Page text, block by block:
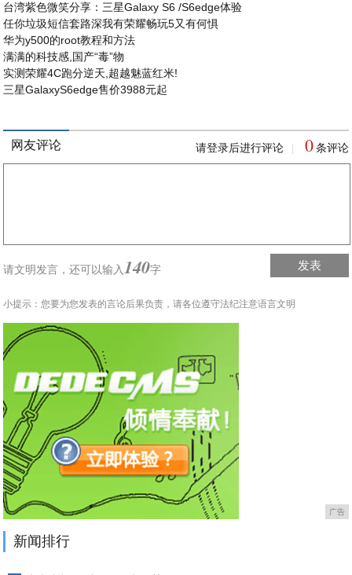
台湾紫色微笑分享：三星Galaxy S6 /S6edge体验
任你垃圾短信套路深我有荣耀畅玩5又有何惧
华为y500的root教程和方法
满满的科技感,国产“毒”物
实测荣耀4C跑分逆天,超越魅蓝红米!
三星GalaxyS6edge售价3988元起
网友评论 请登录后进行评论 0 条评论
请文明发言，还可以输入140字 发表
小提示：您要为您发表的言论后果负责，请各位遵守法纪注意语言文明
广告
新闻排行